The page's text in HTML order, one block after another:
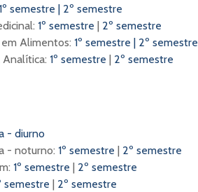
semestre
2º semestre
1º semestre
2º semestre
Alimentos: 1º semestre
2º semestre
Analítica: 1º semestre 2º semestre
- diurno
- noturno: 1º semestre | 2º semestre
1º semestre | 2º semestre
semestre | 2º semestre